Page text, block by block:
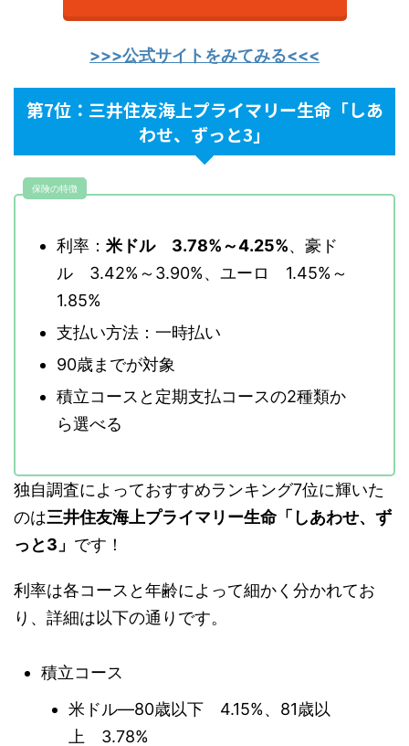
>>>公式サイトをみてみる<<<
第7位：三井住友海上プライマリー生命「しあ
わせ、ずっと3」
保険の特徴
利率： 米ドル 3.78%～4.25%、豪ド
ル 3.42%～3.90%、ユーロ 1.45%～
1.85%
支払い方法：一時払い
90歳までが対象
積立コースと定期支払コースの2種類か
ら選べる
独自調査によっておすすめランキング7位に輝いた
のは三井住友海上プライマリー生命「しあわせ、ず
っと3」 です！
利率は各コースと年齢によって細かく分かれてお
り、詳細は以下の通りです。
積立コース
米ドル―80歳以下 4.15%、81歳以
上 3.78%